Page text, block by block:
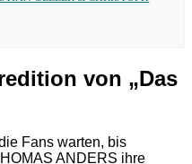
von „Das
Fans warten, bis
ANDERS ihre